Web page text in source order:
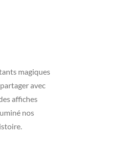
magiques
avec
affiches
nos